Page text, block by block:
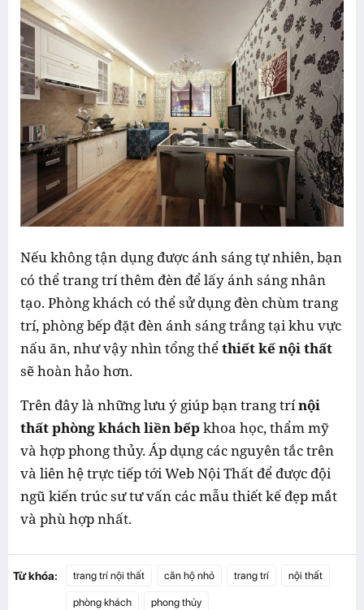
Nếu không tận dụng được ánh sáng tự nhiên, bạn
có thể trang trí thêm đèn để lấy ánh sáng nhân
tạo. Phòng khách có thể sử dụng đèn chùm trang
trí, phòng bếp đặt đèn ánh sáng trắng tại khu vực
nấu ăn, như vậy nhìn tổng thểthiết kế nội thất
sẽ hoàn hảo hơn.
Trên đây là những lưu ý giúp bạn trang trínội
thất phòng khách liền bếpkhoa học, thẩm mỹ
và hợp phong thủy. Áp dụng các nguyên tắc trên
và liên hệ trực tiếp tới Web Nội Thất để được đội
ngũ kiến trúc sư tư vấn các mẫu thiết kế đẹp mắt
và phù hợp nhất.
Từ khóa: trang trí nội thất căn hộ nhỏ trang trí nội thất
phòng khách phong thủy